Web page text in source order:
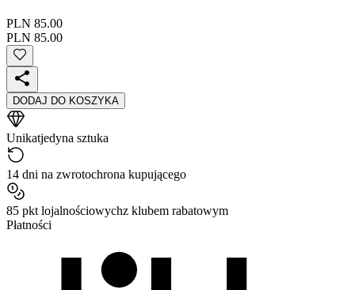
PLN 85.00
PLN 85.00
DODAJ DO KOSZYKA
Unikatjedyna sztuka
14 dni na zwrotochrona kupującego
85 pkt lojalnościowychz klubem rabatowym
Płatności